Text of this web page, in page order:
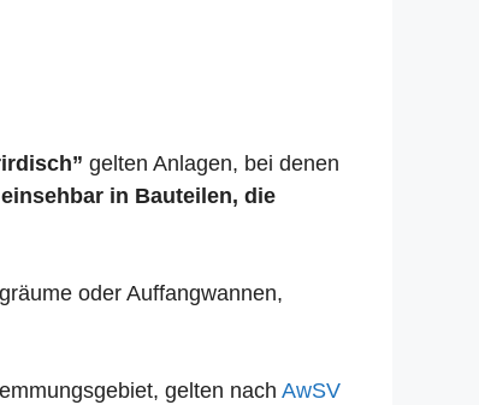
gelten Anlagen, bei denen
in Bauteilen, die
oder Auffangwannen,
gelten nach AwSV